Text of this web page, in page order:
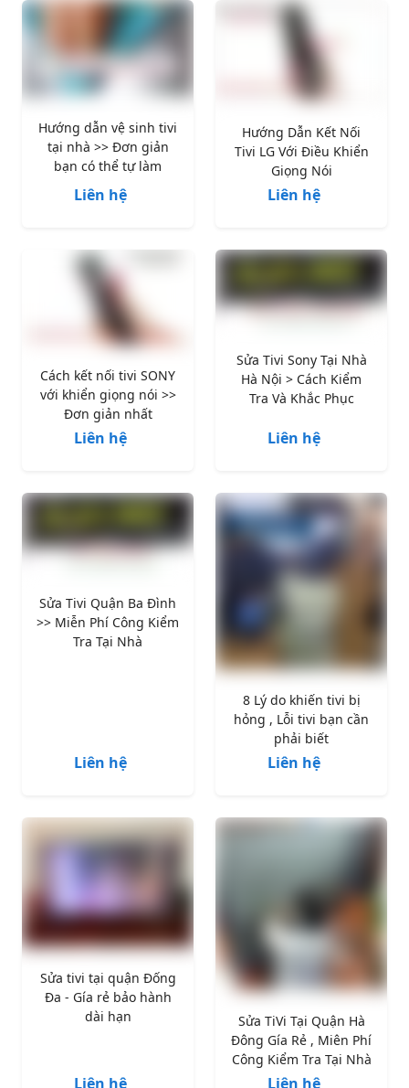
Hướng dẫn vệ sinh tivi
tại nhà >> Đơn giản
bạn có thể tự làm
Liên hệ
Hướng Dẫn Kết Nối
Tivi LG Với Điều Khiển
Giọng Nói
Liên hệ
Cách kết nối tivi SONY
với khiển giọng nói >>
Đơn giản nhất
Liên hệ
Sửa Tivi Sony Tại Nhà
Hà Nội > Cách Kiểm
Tra Và Khắc Phục
Liên hệ
Sửa Tivi Quận Ba Đình
>> Miễn Phí Công Kiểm
Tra Tại Nhà
Liên hệ
8 Lý do khiến tivi bị
hỏng , Lỗi tivi bạn cần
phải biết
Liên hệ
Sửa tivi tại quận Đống
Đa - Gía rẻ bảo hành
dài hạn
Liên hệ
Sửa TiVi Tại Quận Hà
Đông Gía Rẻ , Miên Phí
Công Kiểm Tra Tại Nhà
Liên hệ